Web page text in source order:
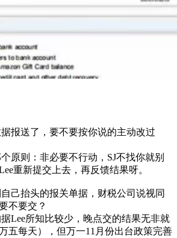
报送了，要不要按你说的主动改过
原则：非必要不行动，SJ不找你就别
重新提交上去，再反馈结果呀。
己抬头的报关单据，财税公司说视同
不要交？
Lee所知比较少，晚点交的结果无非就
五每天），但万一11月份出台政策完善